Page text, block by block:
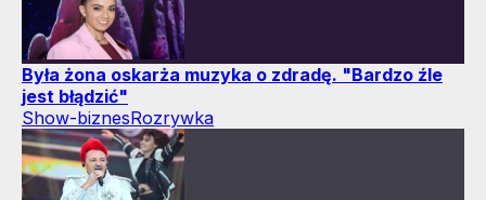
Była żona oskarża muzyka o zdradę. "Bardzo źle
jest błądzić"
Show-biznesRozrywka